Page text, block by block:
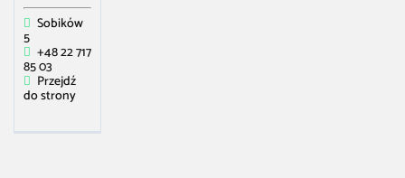
Sobików
5
+48 22 717
85 03
Przejdź
do strony